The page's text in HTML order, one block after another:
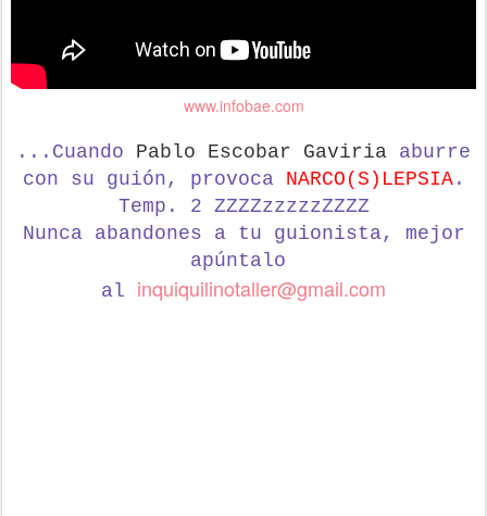
www.infobae.com
...Cuando Pablo Escobar Gaviria aburre
con su guión, provoca NARCO(S)LEPSIA.
Temp. 2 ZZZZzzzzzZZZZ
Nunca abandones a tu guionista, mejor
apúntalo
al inquiquilinotaller@gmail.com